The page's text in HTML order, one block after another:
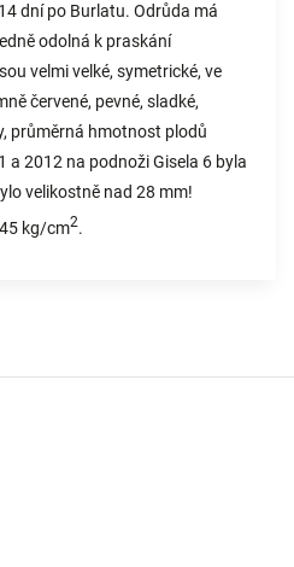
dní po Burlatu. Odrůda má
odolná k praskání
velmi velké, symetrické, ve
červené, pevné, sladké,
průměrná hmotnost plodů
a 2012 na podnoži Gisela 6 byla
velikostně nad 28 mm!
kg/cm2.